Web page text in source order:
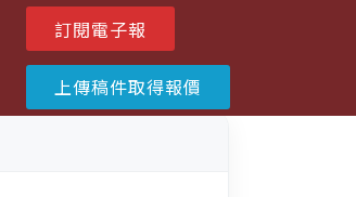
訂閱電子報
上傳稿件取得報價